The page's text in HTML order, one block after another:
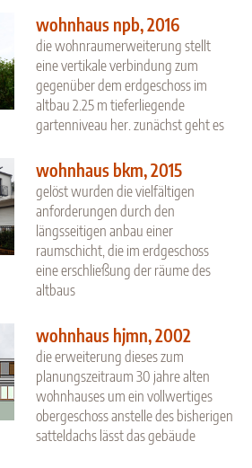
wohnhaus npb, 2016
die wohnraumerweiterung stellt
eine vertikale verbindung zum
gegenüber dem erdgeschoss im
altbau 2.25 m tieferliegende
gartenniveau her. zunächst geht es
wohnhaus bkm, 2015
gelöst wurden die vielfältigen
anforderungen durch den
längsseitigen anbau einer
raumschicht, die im erdgeschoss
eine erschließung der räume des
altbaus
wohnhaus hjmn, 2002
die erweiterung dieses zum
planungszeitraum 30 jahre alten
wohnhauses um ein vollwertiges
obergeschoss anstelle des bisherigen
satteldachs lässt das gebäude